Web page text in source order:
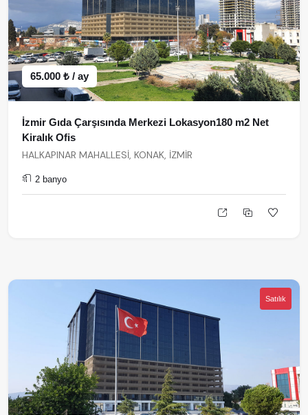
65.000 ₺ / ay
İzmir Gıda Çarşısında Merkezi Lokasyon180 m2 Net
Kiralık Ofis
HALKAPINAR MAHALLESİ, KONAK, İZMİR
2 banyo
Satılık